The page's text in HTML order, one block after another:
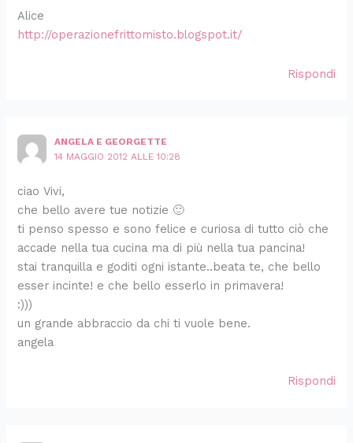
Alice
http://operazionefrittomisto.blogspot.it/
Rispondi
ANGELA E GEORGETTE
14 MAGGIO 2012 ALLE 10:28
ciao Vivi,
che bello avere tue notizie 🙂
ti penso spesso e sono felice e curiosa di tutto ciò che
accade nella tua cucina ma di più nella tua pancina!
stai tranquilla e goditi ogni istante..beata te, che bello
esser incinte! e che bello esserlo in primavera!
:)))
un grande abbraccio da chi ti vuole bene.
angela
Rispondi